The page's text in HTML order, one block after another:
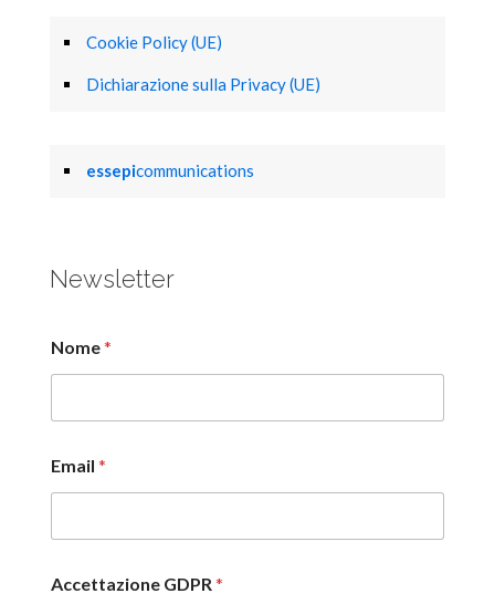
Cookie Policy (UE)
Dichiarazione sulla Privacy (UE)
essepicommunications
Newsletter
Nome*
Email *
Accettazione GDPR*